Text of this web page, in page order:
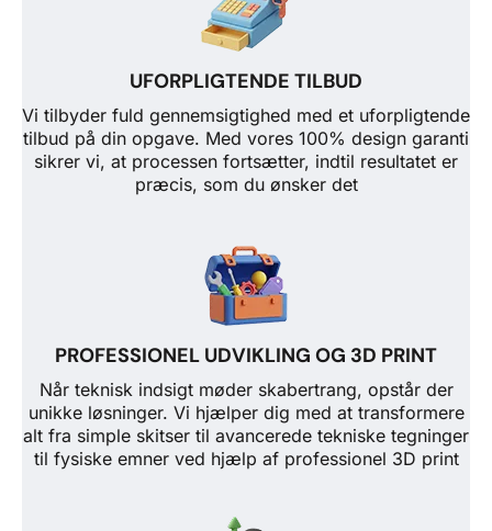
UFORPLIGTENDE TILBUD
Vi tilbyder fuld gennemsigtighed med et uforpligtende
tilbud på din opgave. Med vores 100% design garanti
sikrer vi, at processen fortsætter, indtil resultatet er
præcis, som du ønsker det
PROFESSIONEL UDVIKLING OG 3D PRINT
Når teknisk indsigt møder skabertrang, opstår der
unikke løsninger. Vi hjælper dig med at transformere
alt fra simple skitser til avancerede tekniske tegninger
til fysiske emner ved hjælp af professionel 3D print